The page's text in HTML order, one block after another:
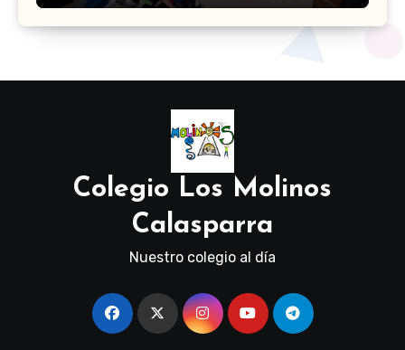
Colegio Los Molinos
Calasparra
Nuestro colegio al día